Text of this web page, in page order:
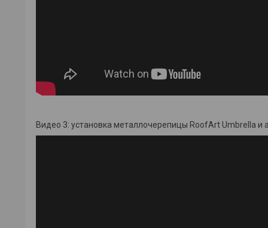
Видео 3: установка металлочерепицы RoofArt Umbrella и